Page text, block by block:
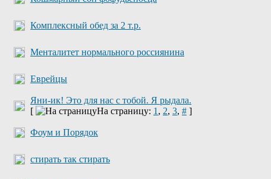
Комплексный обед за 2 т.р.
Менталитет нормального россиянина
Еврейцы
Яни-ик! Это для нас с тобой. Я рыдала.
[
На страницу: 1 , 2, 3, # ]
Фоум и Порядок
стирать так стирать